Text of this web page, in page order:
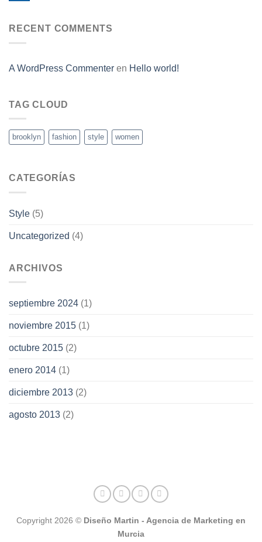
RECENT COMMENTS
A WordPress Commenter en Hello world!
TAG CLOUD
brooklyn fashion style women
CATEGORÍAS
Style (5)
Uncategorized (4)
ARCHIVOS
septiembre 2024 (1)
noviembre 2015 (1)
octubre 2015 (2)
enero 2014 (1)
diciembre 2013 (2)
agosto 2013 (2)
Copyright 2026 © Diseño Martin - Agencia de Marketing en
Murcia